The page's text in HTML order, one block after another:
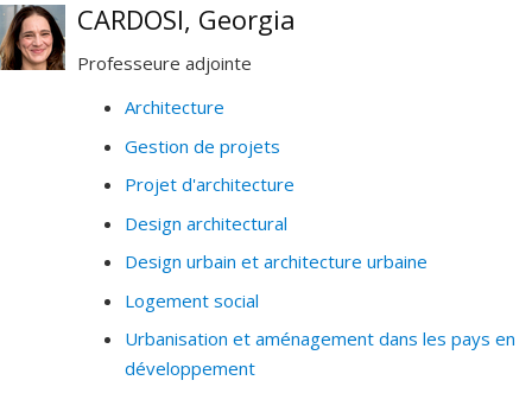
CARDOSI, Georgia
Professeure adjointe
Architecture
Gestion de projets
Projet d'architecture
Design architectural
Design urbain et architecture urbaine
Logement social
Urbanisation et aménagement dans les pays en
développement